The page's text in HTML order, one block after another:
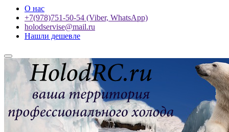
О нас
+7(978)751-50-54 (Viber, WhatsApp)
holodservise@mail.ru
Нашли дешевле